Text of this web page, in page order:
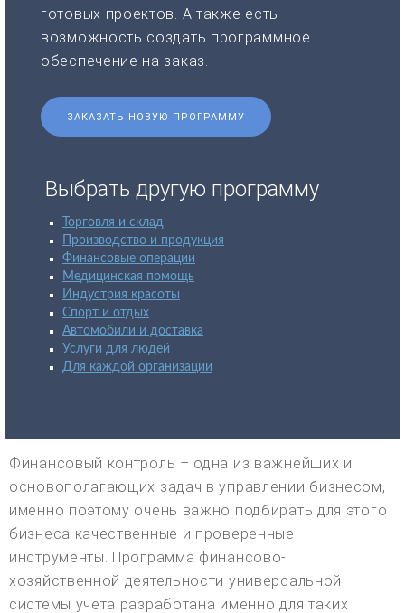
готовых проектов. А также есть
возможность создать программное
обеспечение на заказ.
ЗАКАЗАТЬ НОВУЮ ПРОГРАММУ
Выбрать другую программу
Торговля и склад
Производство и продукция
Финансовые операции
Медицинская помощь
Индустрия красоты
Спорт и отдых
Автомобили и доставка
Услуги для людей
Для каждой организации
Финансовый контроль – одна из важнейших и
основополагающих задач в управлении бизнесом,
именно поэтому очень важно подбирать для этого
бизнеса качественные и проверенные
инструменты. Программа финансово-
хозяйственной деятельности универсальной
системы учета разработана именно для таких